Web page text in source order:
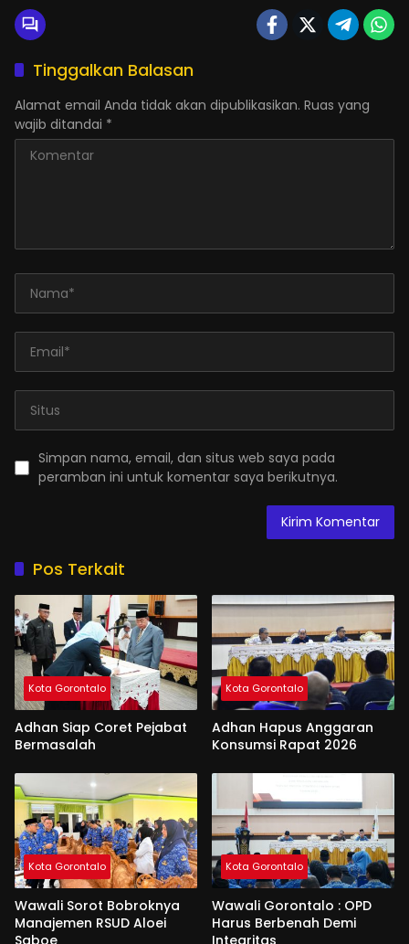
Tinggalkan Balasan
Alamat email Anda tidak akan dipublikasikan. Ruas yang
wajib ditandai *
Simpan nama, email, dan situs web saya pada
peramban ini untuk komentar saya berikutnya.
Pos Terkait
Kota Gorontalo
Adhan Siap Coret Pejabat
Bermasalah
Kota Gorontalo
Adhan Hapus Anggaran
Konsumsi Rapat 2026
Kota Gorontalo
Wawali Sorot Bobroknya
Manajemen RSUD Aloei
Saboe
Kota Gorontalo
Wawali Gorontalo : OPD
Harus Berbenah Demi
Integritas